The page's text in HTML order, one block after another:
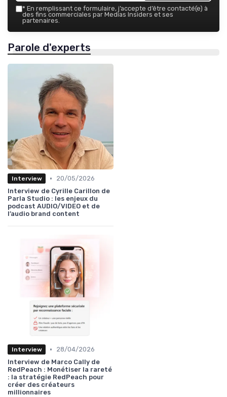
* En remplissant ce formulaire, j’accepte d’être contacté(e) à
des fins commerciales par Medias Insiders et ses
partenaires.
Parole d'experts
Interview •
20/05/2026
Interview de Cyrille Carillon de
Parla Studio : les enjeux du
podcast AUDIO/VIDEO et de
l’audio brand content
Interview •
28/04/2026
Interview de Marco Cally de
RedPeach : Monétiser la rareté
: la stratégie RedPeach pour
créer des créateurs
millionnaires